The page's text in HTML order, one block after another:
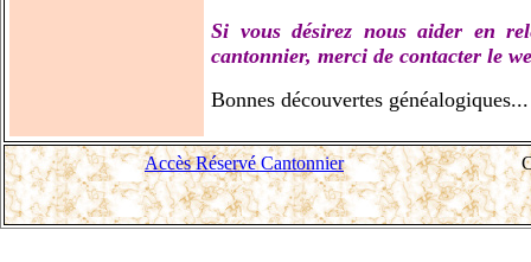
Si vous désirez nous aider en
cantonnier, merci de contacter le
Bonnes découvertes généalogiques...
Accès Réservé Cantonnier